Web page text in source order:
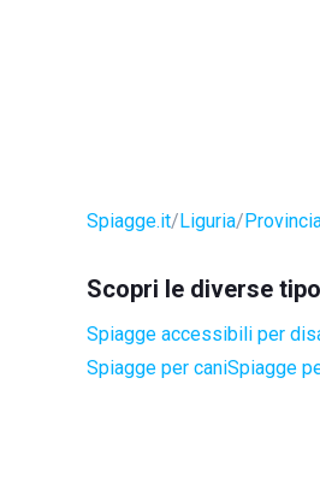
Spiagge.it Liguria
Scopri le diverse
Spiagge accessibili per
Spiagge per caniSpiagge